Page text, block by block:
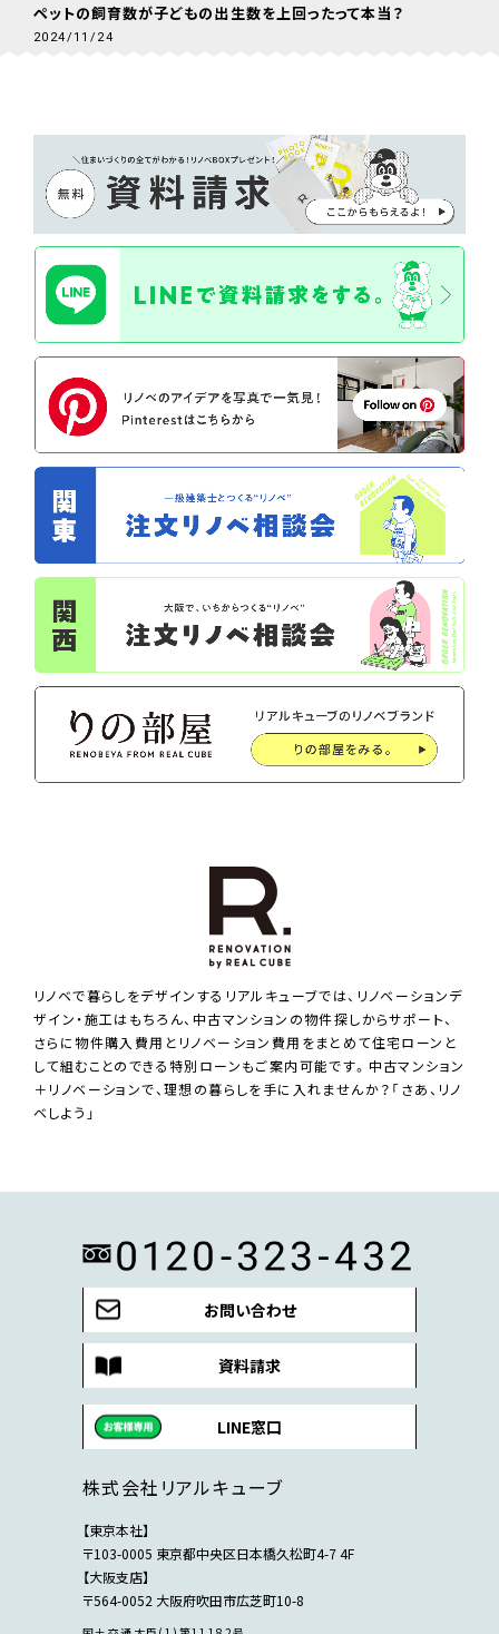
ペットの飼育数が子どもの出生数を上回ったって本当？
2024/11/24
リノベで暮らしをデザインするリアルキューブでは、リノベーションデ
ザイン・施工はもちろん、中古マンションの物件探しからサポート、
さらに物件購入費用とリノベーション費用をまとめて住宅ローンと
して組むことのできる特別ローンもご案内可能です。中古マンション
＋リノベーションで、理想の暮らしを手に入れませんか？「さあ、リノ
ベしよう」
お問い合わせ
資料請求
LINE窓口
株式会社リアルキューブ
【東京本社】
〒103-0005 東京都中央区日本橋久松町4-7 4F
【大阪支店】
〒564-0052 大阪府吹田市広芝町10-8